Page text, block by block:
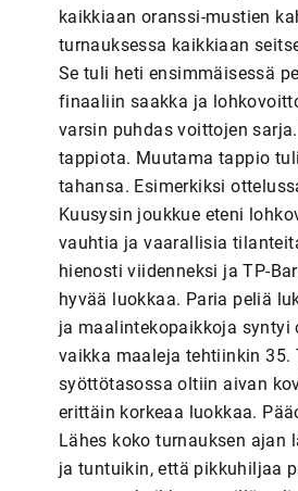
kaikkiaan oranssi-mustien
turnauksessa kaikkiaan
Se tuli heti ensimmäisessä
finaaliin saakka ja
varsin puhdas voittojen
tappiota. Muutama tappio
tahansa. Esimerkiksi
Kuusysin joukkue eteni
vauhtia ja vaarallisia
hienosti viidenneksi ja TP-
hyvää luokkaa. Paria peliä
ja maalintekopaikkoja
vaikka maaleja tehtiinkin
syöttötasossa oltiin aivan
erittäin korkeaa luokkaa.
Lähes koko turnauksen ajan
ja tuntuikin, että pikkuhiljaa